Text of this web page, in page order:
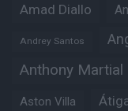
Amad Diallo
Andrey Santos
Anthony Martial
Aston Villa